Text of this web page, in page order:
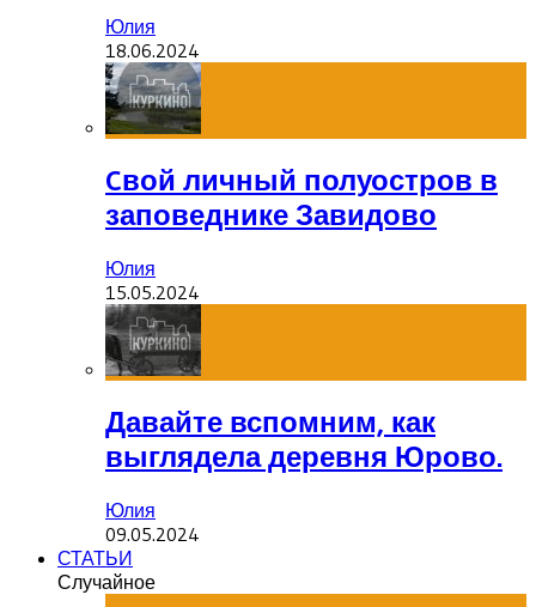
Юлия
18.06.2024
Cвой личный полуостров в
заповеднике Завидово
Юлия
15.05.2024
Давайте вспомним, как
выглядела деревня Юрово.
Юлия
09.05.2024
СТАТЬИ
Случайное